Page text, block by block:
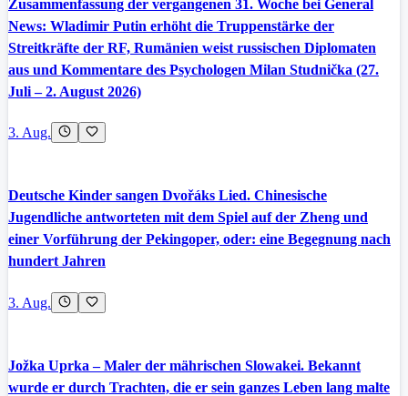
Zusammenfassung der vergangenen 31. Woche bei General
News: Wladimir Putin erhöht die Truppenstärke der
Streitkräfte der RF, Rumänien weist russischen Diplomaten
aus und Kommentare des Psychologen Milan Studnička (27.
Juli – 2. August 2026)
3. Aug.
Deutsche Kinder sangen Dvořáks Lied. Chinesische
Jugendliche antworteten mit dem Spiel auf der Zheng und
einer Vorführung der Pekingoper, oder: eine Begegnung nach
hundert Jahren
3. Aug.
Jožka Uprka – Maler der mährischen Slowakei. Bekannt
wurde er durch Trachten, die er sein ganzes Leben lang malte